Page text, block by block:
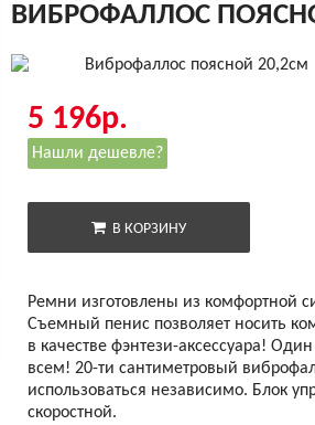
ВИБРОФАЛЛОС
5 196р.
Нашли дешевле?
В КОРЗИНУ
Ремни изготовлены из комфортной
Съемный пенис позволяет носить
в качестве фэнтези-аксессуара!
всем! 20-ти сантиметровый
использоваться независимо. Блок
скоростной.